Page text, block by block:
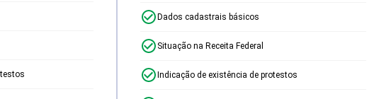
Dados cadastrais básicos
Situação na Receita Federal
Indicação de existência de protestos